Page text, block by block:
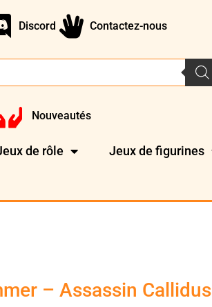
Discord Contactez-nous
Nouveautés
de rôle Jeux de figurines
– Assassin Callidus